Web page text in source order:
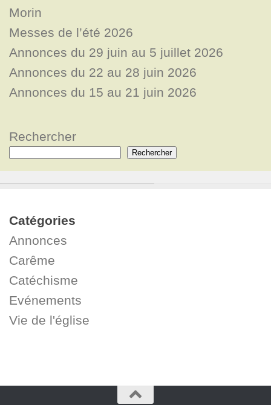
Morin
Messes de l’été 2026
Annonces du 29 juin au 5 juillet 2026
Annonces du 22 au 28 juin 2026
Annonces du 15 au 21 juin 2026
Rechercher
Rechercher
Catégories
Annonces
Carême
Catéchisme
Evénements
Vie de l'église